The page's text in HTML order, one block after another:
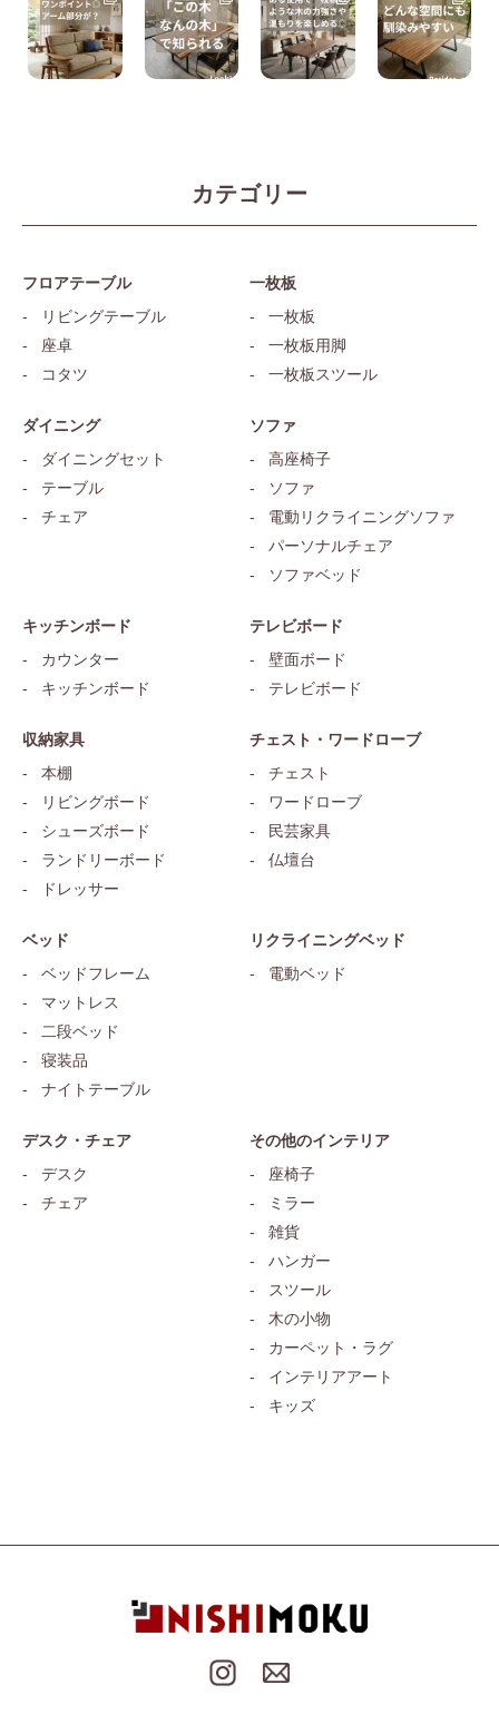
カテゴリー
フロアテーブル
リビングテーブル
座卓
コタツ
一枚板
一枚板
一枚板用脚
一枚板スツール
ダイニング
ダイニングセット
テーブル
チェア
ソファ
高座椅子
ソファ
電動リクライニングソファ
パーソナルチェア
ソファベッド
キッチンボード
カウンター
キッチンボード
テレビボード
壁面ボード
テレビボード
収納家具
本棚
リビングボード
シューズボード
ランドリーボード
ドレッサー
チェスト・ワードローブ
チェスト
ワードローブ
民芸家具
仏壇台
ベッド
ベッドフレーム
マットレス
二段ベッド
寝装品
ナイトテーブル
リクライニングベッド
電動ベッド
デスク・チェア
デスク
チェア
その他のインテリア
座椅子
ミラー
雑貨
ハンガー
スツール
木の小物
カーペット・ラグ
インテリアアート
キッズ